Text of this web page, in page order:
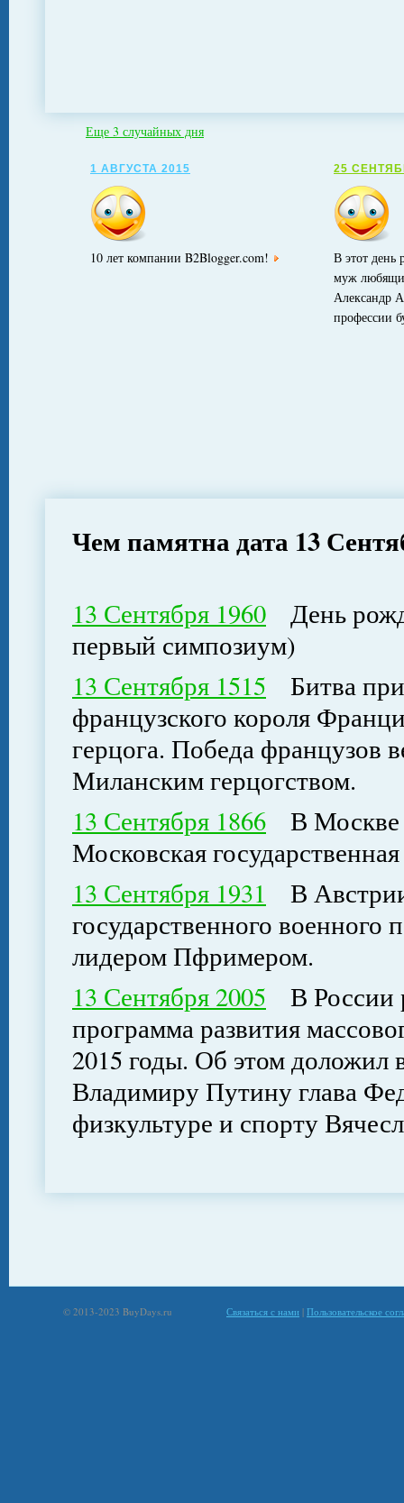
Еще 3 случайных дня
1 АВГУСТА 2015
10 лет компании B2Blogger.com!
25
В этот день
муж
Александр
профессии
Чем памятна дата 13
13 Сентября 1960 День
первый симпозиум)
13 Сентября 1515 Битва
французского короля
герцога. Победа французов
Миланским герцогством.
13 Сентября 1866 В Москве
Московская
13 Сентября 1931 В
государственного военного
лидером Пфримером.
13 Сентября 2005 В России
программа развития
2015 годы. Об этом доложил
Владимиру Путину глава
физкультуре и спорту
© 2013-2023 BuyDays.ru Связаться с нами | Пользовательское